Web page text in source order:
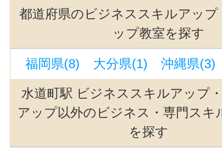
都道府県のビジネススキルアッ
ップ教室を探す
福岡県(8) 大分県(1)
沖縄県(3)
水道町駅 ビジネススキルアップ
アップ以外のビジネス・専門スキ
を探す